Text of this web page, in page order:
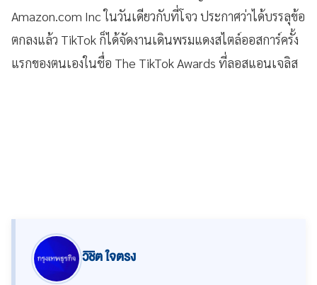
Amazon.com Inc ในวันเดียวกับที่โจว ประกาศว่าได้บรรลุข้อ
ตกลงแล้ว TikTok ก็ได้จัดงานเดินพรมแดงสไตล์ออสการ์ครั้ง
แรกของตนเองในชื่อ The TikTok Awards ที่ลอสแอนเจลิส
วิชิต ใจตรง